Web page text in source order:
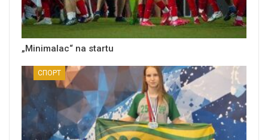
„Minimalac“ na startu
СПОРТ